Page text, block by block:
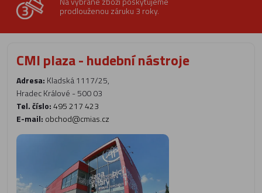
prodlouženou záruku 3 roky.
CMI plaza - hudební nástroje
Adresa: Kladská 1117/25,
Hradec Králové - 500 03
Tel. číslo:495 217 423
E-mail: obchod@cmias.cz